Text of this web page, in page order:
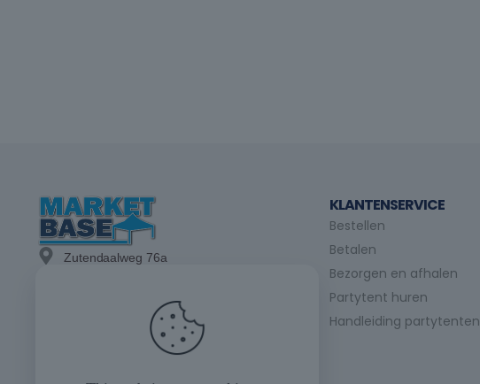
Zutendaalweg 76a
info@marketbase.be
+(32) 89/49.21.15
KLANTENSERVICE
Bestellen
Betalen
Bezorgen en afhalen
Partytent huren
Handleiding partytenten